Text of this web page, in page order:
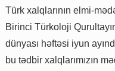
Türk xalqlarının elmi-
Birinci Türkoloji
dünyası həftəsi iyun
bu tədbir xalqlarımızın